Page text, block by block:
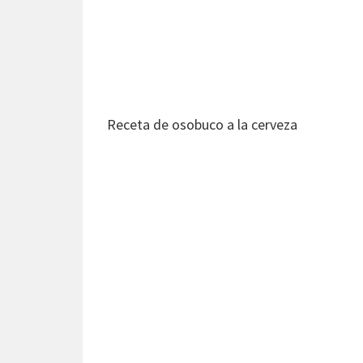
Receta de osobuco a la cerveza